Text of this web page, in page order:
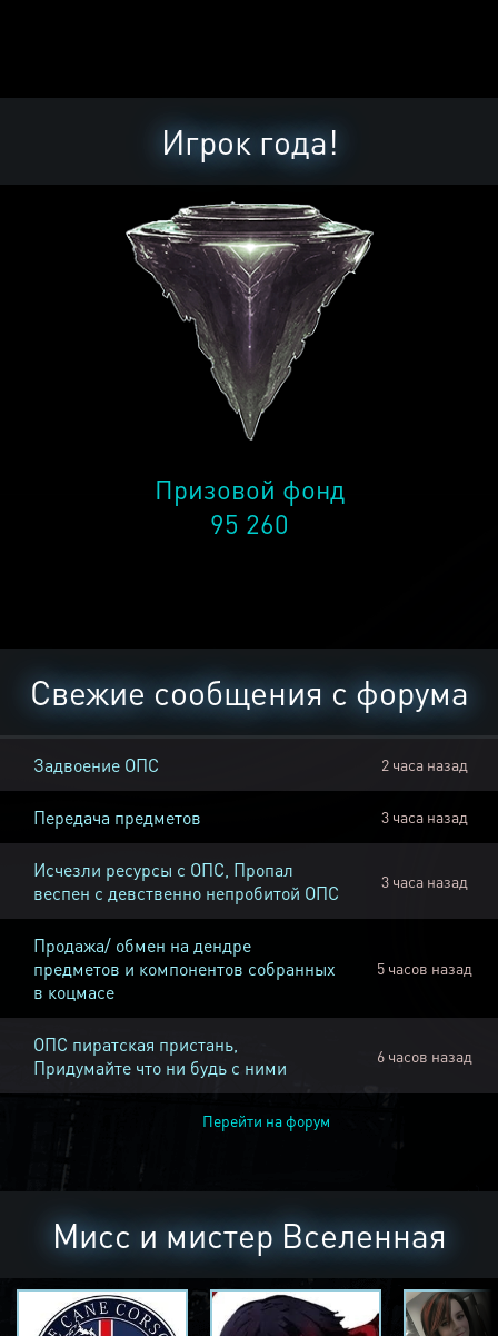
Игрок года!
Призовой фонд
95 260
Свежие сообщения с форума
Задвоение ОПС 2 часа назад
Передача предметов 3 часа назад
Исчезли ресурсы с ОПС, Пропал
веспен с девственно непробитой ОПС
3 часа назад
Продажа/ обмен на дендре
предметов и компонентов собранных
в коцмасе
5 часов назад
ОПС пиратская пристань,
Придумайте что ни будь с ними
6 часов назад
Перейти на форум
Мисс и мистер Вселенная